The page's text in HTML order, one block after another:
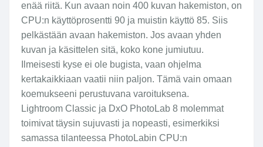
enää riitä. Kun avaan noin 400 kuvan hakemiston, on
CPU:n käyttöprosentti 90 ja muistin käyttö 85. Siis
pelkästään avaan hakemiston. Jos avaan yhden
kuvan ja käsittelen sitä, koko kone jumiutuu.
Ilmeisesti kyse ei ole bugista, vaan ohjelma
kertakaikkiaan vaatii niin paljon. Tämä vain omaan
koemukseeni perustuvana varoituksena.
Lightroom Classic ja DxO PhotoLab 8 molemmat
toimivat täysin sujuvasti ja nopeasti, esimerkiksi
samassa tilanteessa PhotoLabin CPU:n